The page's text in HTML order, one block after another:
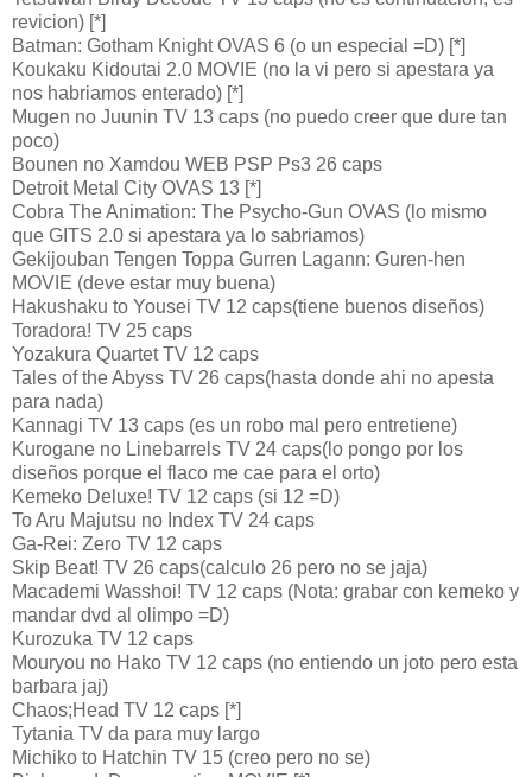
revicion) [*]
Batman: Gotham Knight OVAS 6 (o un especial =D) [*]
Koukaku Kidoutai 2.0 MOVIE (no la vi pero si apestara ya
nos habriamos enterado) [*]
Mugen no Juunin TV 13 caps (no puedo creer que dure tan
poco)
Bounen no Xamdou WEB PSP Ps3 26 caps
Detroit Metal City OVAS 13 [*]
Cobra The Animation: The Psycho-Gun OVAS (lo mismo
que GITS 2.0 si apestara ya lo sabriamos)
Gekijouban Tengen Toppa Gurren Lagann: Guren-hen
MOVIE (deve estar muy buena)
Hakushaku to Yousei TV 12 caps(tiene buenos diseños)
Toradora! TV 25 caps
Yozakura Quartet TV 12 caps
Tales of the Abyss TV 26 caps(hasta donde ahi no apesta
para nada)
Kannagi TV 13 caps (es un robo mal pero entretiene)
Kurogane no Linebarrels TV 24 caps(lo pongo por los
diseños porque el flaco me cae para el orto)
Kemeko Deluxe! TV 12 caps (si 12 =D)
To Aru Majutsu no Index TV 24 caps
Ga-Rei: Zero TV 12 caps
Skip Beat! TV 26 caps(calculo 26 pero no se jaja)
Macademi Wasshoi! TV 12 caps (Nota: grabar con kemeko y
mandar dvd al olimpo =D)
Kurozuka TV 12 caps
Mouryou no Hako TV 12 caps (no entiendo un joto pero esta
barbara jaj)
Chaos;Head TV 12 caps [*]
Tytania TV da para muy largo
Michiko to Hatchin TV 15 (creo pero no se)